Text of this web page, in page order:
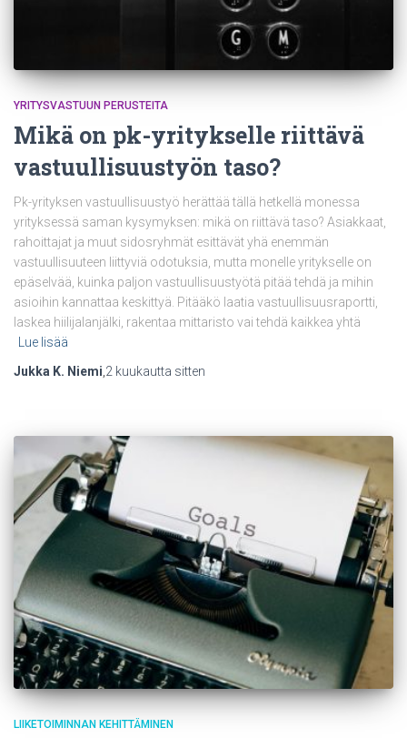
YRITYSVASTUUN PERUSTEITA
Mikä on pk-yritykselle riittävä
vastuullisuustyön taso?
Pk-yrityksen vastuullisuustyö herättää tällä hetkellä monessa
yrityksessä saman kysymyksen: mikä on riittävä taso? Asiakkaat,
rahoittajat ja muut sidosryhmät esittävät yhä enemmän
vastuullisuuteen liittyviä odotuksia, mutta monelle yritykselle on
epäselvää, kuinka paljon vastuullisuustyötä pitää tehdä ja mihin
asioihin kannattaa keskittyä. Pitääkö laatia vastuullisuusraportti,
laskea hiilijalanjälki, rakentaa mittaristo vai tehdä kaikkea yhtä
Lue lisää
Jukka K. Niemi 2 kuukautta sitten
LIIKETOIMINNAN KEHITTÄMINEN